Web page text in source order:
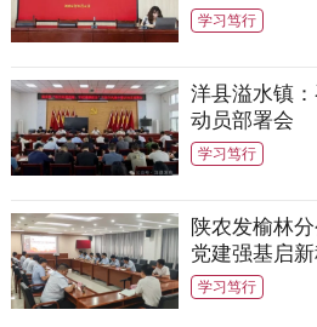
学习笃行
洋县溢水镇
动员部署会
学习笃行
陕农发榆林
党建强基启
学习笃行